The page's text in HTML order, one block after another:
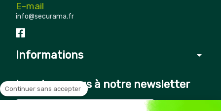
E-mail
info@securama.fr
Informations arrow_drop_down
Inscrivez-vous à notre newsletter
Continuer sans accepter